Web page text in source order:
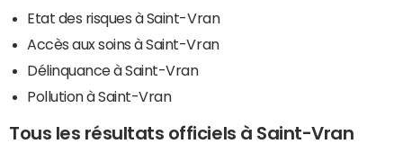
Etat des risques à Saint-Vran
Accès aux soins à Saint-Vran
Délinquance à Saint-Vran
Pollution à Saint-Vran
Tous les résultats officiels à Saint-Vran